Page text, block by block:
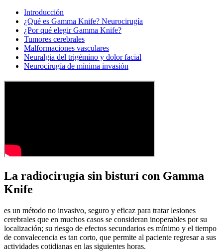
Introducción
¿Qué es Gamma Knife? Neurocirugía
¿Por qué elegir Gamma Knife?
Tumores cerebrales
Malformaciones vasculares
Neuralgia del trigémino y dolor facial
Neurocirugía de mínima invasión
La radiocirugía sin bisturí con Gamma
Knife
es un método no invasivo, seguro y eficaz para tratar lesiones
cerebrales que en muchos casos se consideran inoperables por su
localización; su riesgo de efectos secundarios es mínimo y el tiempo
de convalecencia es tan corto, que permite al paciente regresar a sus
actividades cotidianas en las siguientes horas.